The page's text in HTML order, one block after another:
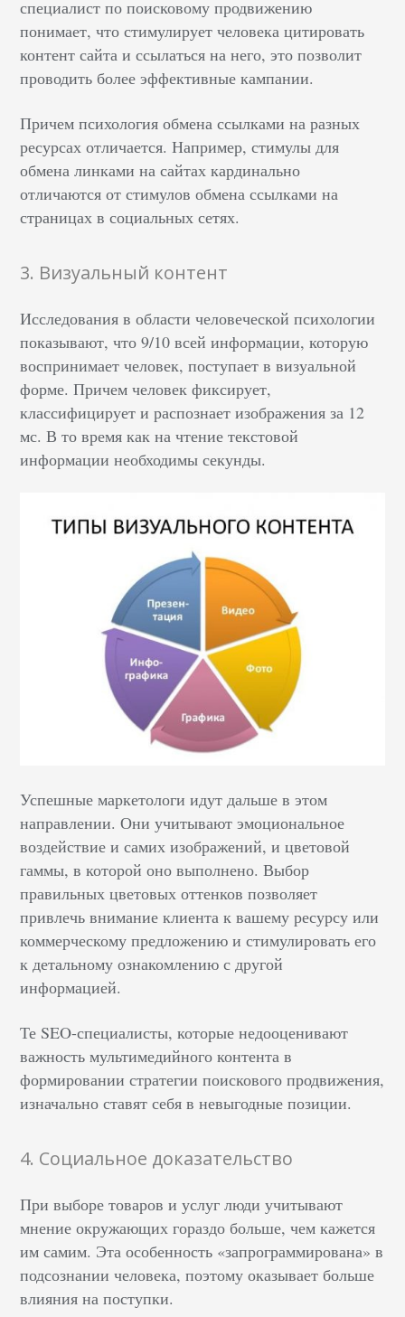
специалист по поисковому продвижению
понимает, что стимулирует человека цитировать
контент сайта и ссылаться на него, это позволит
проводить более эффективные кампании.
Причем психология обмена ссылками на разных
ресурсах отличается. Например, стимулы для
обмена линками на сайтах кардинально
отличаются от стимулов обмена ссылками на
страницах в социальных сетях.
3. Визуальный контент
Исследования в области человеческой психологии
показывают, что 9/10 всей информации, которую
воспринимает человек, поступает в визуальной
форме. Причем человек фиксирует,
классифицирует и распознает изображения за 12
мс. В то время как на чтение текстовой
информации необходимы секунды.
Успешные маркетологи идут дальше в этом
направлении. Они учитывают эмоциональное
воздействие и самих изображений, и цветовой
гаммы, в которой оно выполнено. Выбор
правильных цветовых оттенков позволяет
привлечь внимание клиента к вашему ресурсу или
коммерческому предложению и стимулировать его
к детальному ознакомлению с другой
информацией.
Те SEO-специалисты, которые недооценивают
важность мультимедийного контента в
формировании стратегии поискового продвижения,
изначально ставят себя в невыгодные позиции.
4. Социальное доказательство
При выборе товаров и услуг люди учитывают
мнение окружающих гораздо больше, чем кажется
им самим. Эта особенность «запрограммирована» в
подсознании человека, поэтому оказывает больше
влияния на поступки.